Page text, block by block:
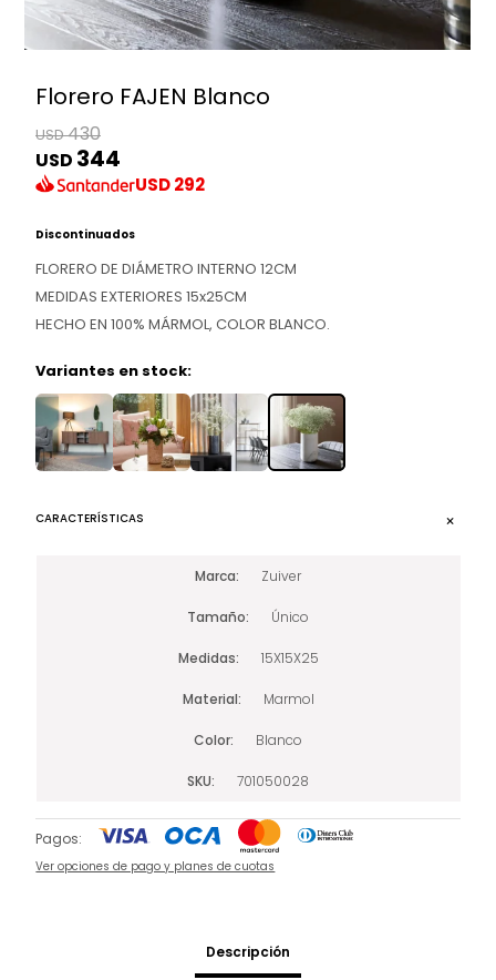
Florero FAJEN Blanco
USD430
USD 344
USD292
Discontinuados
FLORERO DE DIÁMETRO INTERNO 12CM
MEDIDAS EXTERIORES 15x25CM
HECHO EN 100% MÁRMOL, COLOR BLANCO.
Variantes en stock:
CARACTERÍSTICAS
Marca Zuiver
Tamaño Único
Medidas 15X15X25
Material Marmol
Color Blanco
SKU 701050028
Pagos:
Ver opciones de pago y planes de cuotas
Descripción